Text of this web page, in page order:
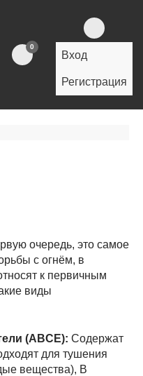
0
Вход
Регистрация
очередь, это самое
с огнём, в
к первичным
виды
(ABCE): Содержат
для тушения
вещества), B